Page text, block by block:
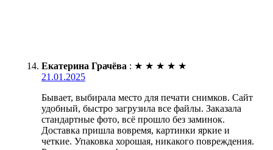
Екатерина Грачёва : ★ ★ ★ ★ ★
21.01.2025
Бывает, выбирала место для печати снимков. Сайт
удобный, быстро загрузила все файлы. Заказала
стандартные фото, всё прошло без заминок.
Доставка пришла вовремя, картинки яркие и
четкие. Упаковка хорошая, никакого повреждения.